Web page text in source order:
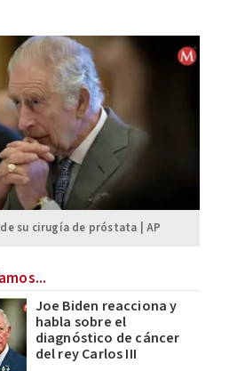
su cirugía de próstata | AP
Joe Biden reacciona y
habla sobre el
diagnóstico de cáncer
del rey Carlos III